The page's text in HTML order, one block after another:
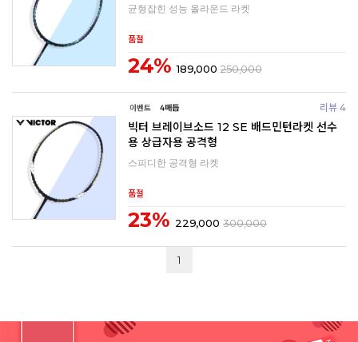
균형잡힌 성능 올라운드 라켓
24% 189,000 250,000
품절
리뷰 4
빅터 브레이브소드 12 SE 배드민턴라켓 선수
용 상급자용 공격형
스피디한 공격형 라켓
23% 229,000 300,000
품절
1